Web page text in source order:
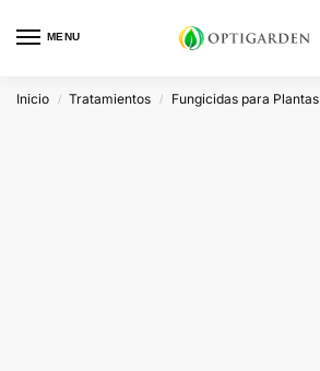
MENU
Inicio / Tratamientos / Fungicidas para Plantas